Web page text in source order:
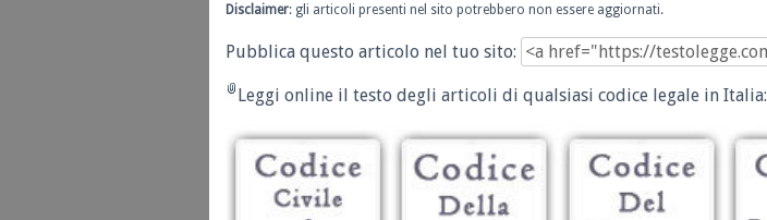
Disclaimer: gli articoli presenti nel sito potrebbero non essere aggiornati.
Pubblica questo articolo nel tuo sito:
Leggi online il testo degli articoli di qualsiasi codice legale in Italia: